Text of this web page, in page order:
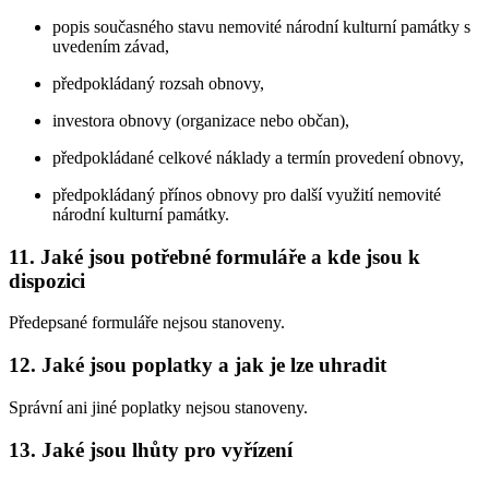
popis současného stavu nemovité národní kulturní památky s
uvedením závad,
předpokládaný rozsah obnovy,
investora obnovy (organizace nebo občan),
předpokládané celkové náklady a termín provedení obnovy,
předpokládaný přínos obnovy pro další využití nemovité
národní kulturní památky.
11. Jaké jsou potřebné formuláře a kde jsou k
dispozici
Předepsané formuláře nejsou stanoveny.
12. Jaké jsou poplatky a jak je lze uhradit
Správní ani jiné poplatky nejsou stanoveny.
13. Jaké jsou lhůty pro vyřízení